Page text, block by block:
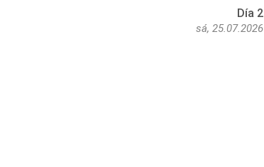
Día 2
sá, 25.07.2026